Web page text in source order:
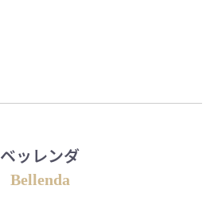
ベッレンダ
Bellenda